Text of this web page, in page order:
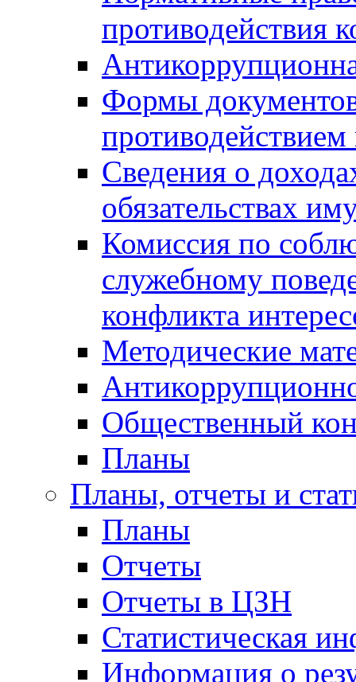
противодействия
Формы
Сведения о
обязательствах
Комиссия по
служебному
конфликта
Методические
Общественный
Планы
Планы, отчеты и
Планы
Отчеты
Отчеты в ЦЗН
Статистическая
Информация о